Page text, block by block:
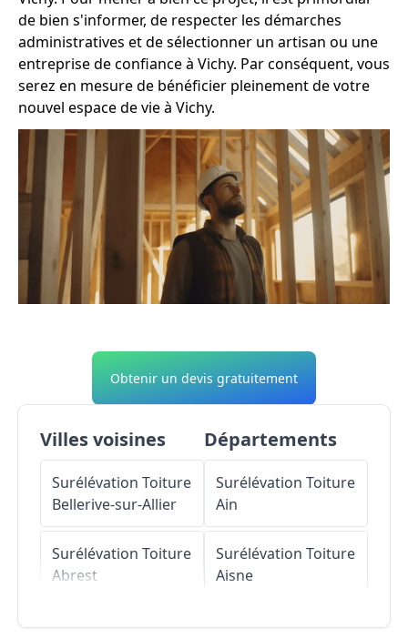
de bien s'informer, de respecter les démarches
administratives et de sélectionner un artisan ou une
entreprise de confiance à Vichy. Par conséquent, vous
serez en mesure de bénéficier pleinement de votre
nouvel espace de vie à Vichy.
Obtenir un devis gratuitement
Villes voisines
Surélévation Toiture
Bellerive-sur-Allier
Surélévation Toiture
Abrest
Surélévation Toiture
Départements
Surélévation Toiture
Ain
Surélévation Toiture
Aisne
Surélévation Toiture